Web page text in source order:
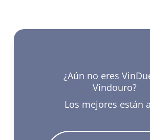
¿Aún no eres
Vindouro?
Los mejores están